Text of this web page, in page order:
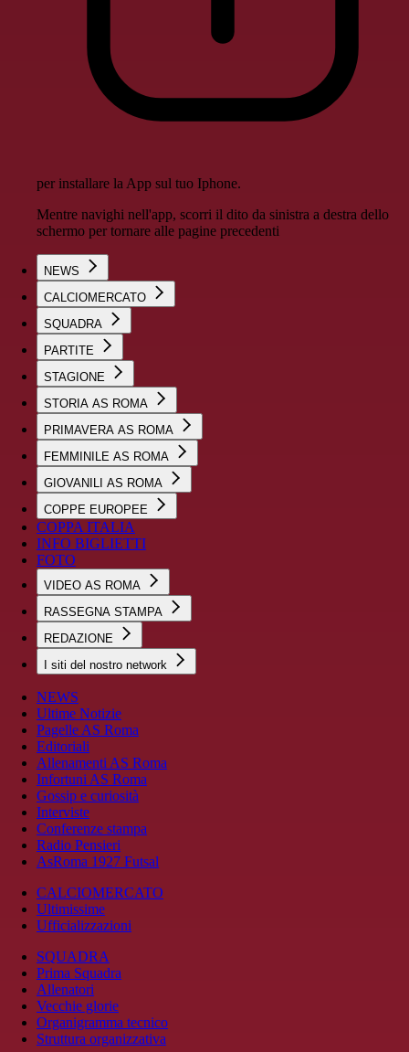
per installare la App sul tuo Iphone.
Mentre navighi nell'app, scorri il dito da sinistra a destra dello
schermo per tornare alle pagine precedenti
NEWS
CALCIOMERCATO
SQUADRA
PARTITE
STAGIONE
STORIA AS ROMA
PRIMAVERA AS ROMA
FEMMINILE AS ROMA
GIOVANILI AS ROMA
COPPE EUROPEE
COPPA ITALIA
INFO BIGLIETTI
FOTO
VIDEO AS ROMA
RASSEGNA STAMPA
REDAZIONE
I siti del nostro network
NEWS
Ultime Notizie
Pagelle AS Roma
Editoriali
Allenamenti AS Roma
Infortuni AS Roma
Gossip e curiosità
Interviste
Conferenze stampa
Radio Pensieri
AsRoma 1927 Futsal
CALCIOMERCATO
Ultimissime
Ufficializzazioni
SQUADRA
Prima Squadra
Allenatori
Vecchie glorie
Organigramma tecnico
Struttura organizzativa